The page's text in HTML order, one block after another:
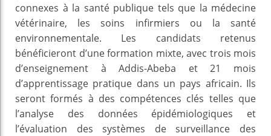
connexes à la santé publique tels que la médecine
vétérinaire, les soins infirmiers ou la santé
environnementale. Les candidats retenus
bénéficieront d’une formation mixte, avec trois mois
d’enseignement à Addis-Abeba et 21 mois
d’apprentissage pratique dans un pays africain. Ils
seront formés à des compétences clés telles que
l’analyse des données épidémiologiques et
l’évaluation des systèmes de surveillance des